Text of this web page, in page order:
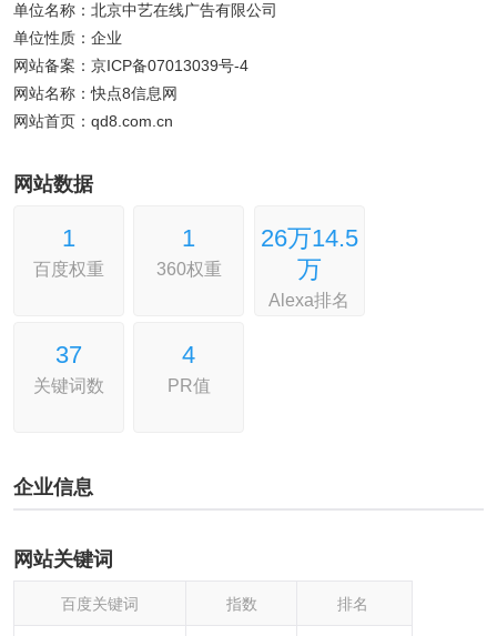
单位名称：北京中艺在线广告有限公司
单位性质：企业
网站备案：京ICP备07013039号-4
网站名称：快点8信息网
网站首页：qd8.com.cn
网站数据
1
百度权重
1
360权重
26万14.5
万
Alexa排名
37
关键词数
4
PR值
企业信息
网站关键词
百度关键词 指数 排名